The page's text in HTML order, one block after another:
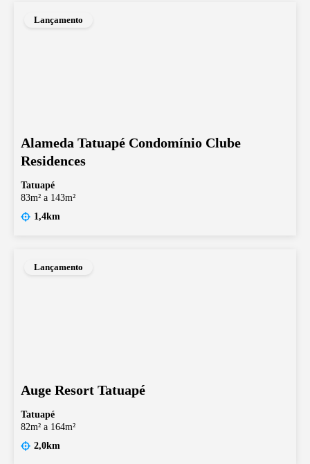
Lançamento
Alameda Tatuapé Condomínio Clube
Residences
Tatuapé
83m² a 143m²
1,4km
Lançamento
Auge Resort Tatuapé
Tatuapé
82m² a 164m²
2,0km